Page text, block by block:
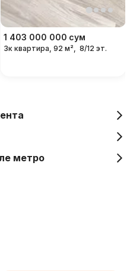
1 403 000 000 сум
3к квартира, 92 м², 8/12 эт.
метро